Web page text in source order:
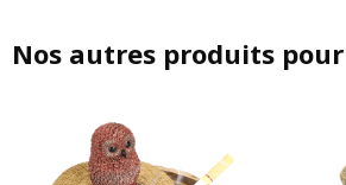
Nos autres produits